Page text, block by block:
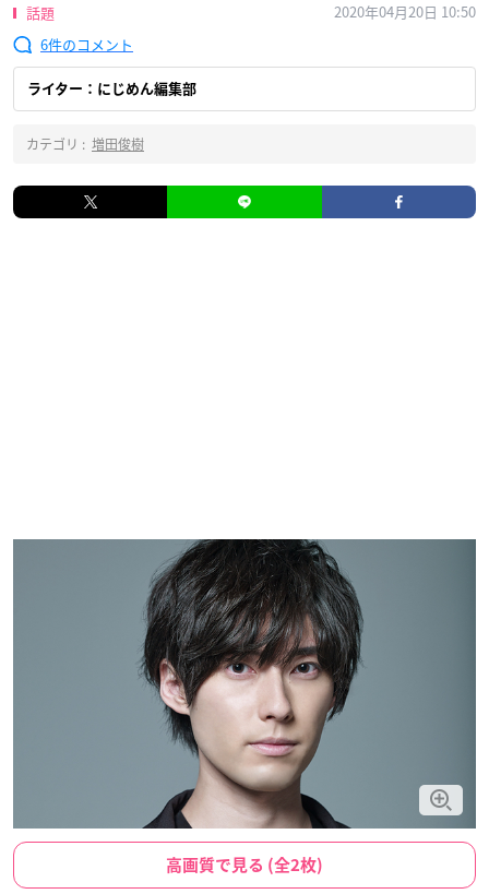
話題
2020年04月20日 10:50
6
ライター：にじめん編集部
カテゴリ : 増田俊樹
高画質で見る (全2枚)